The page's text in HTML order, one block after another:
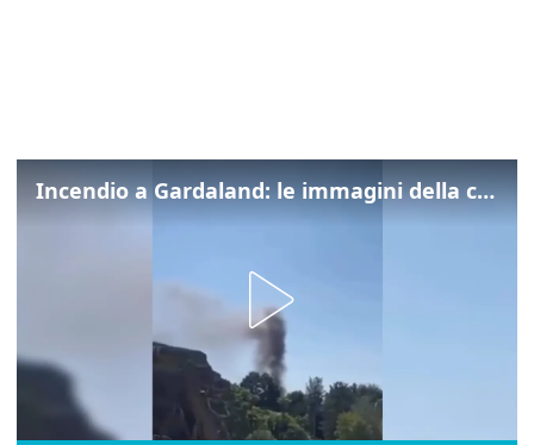
Incendio a Gardaland: le immagini della colonna di fumo